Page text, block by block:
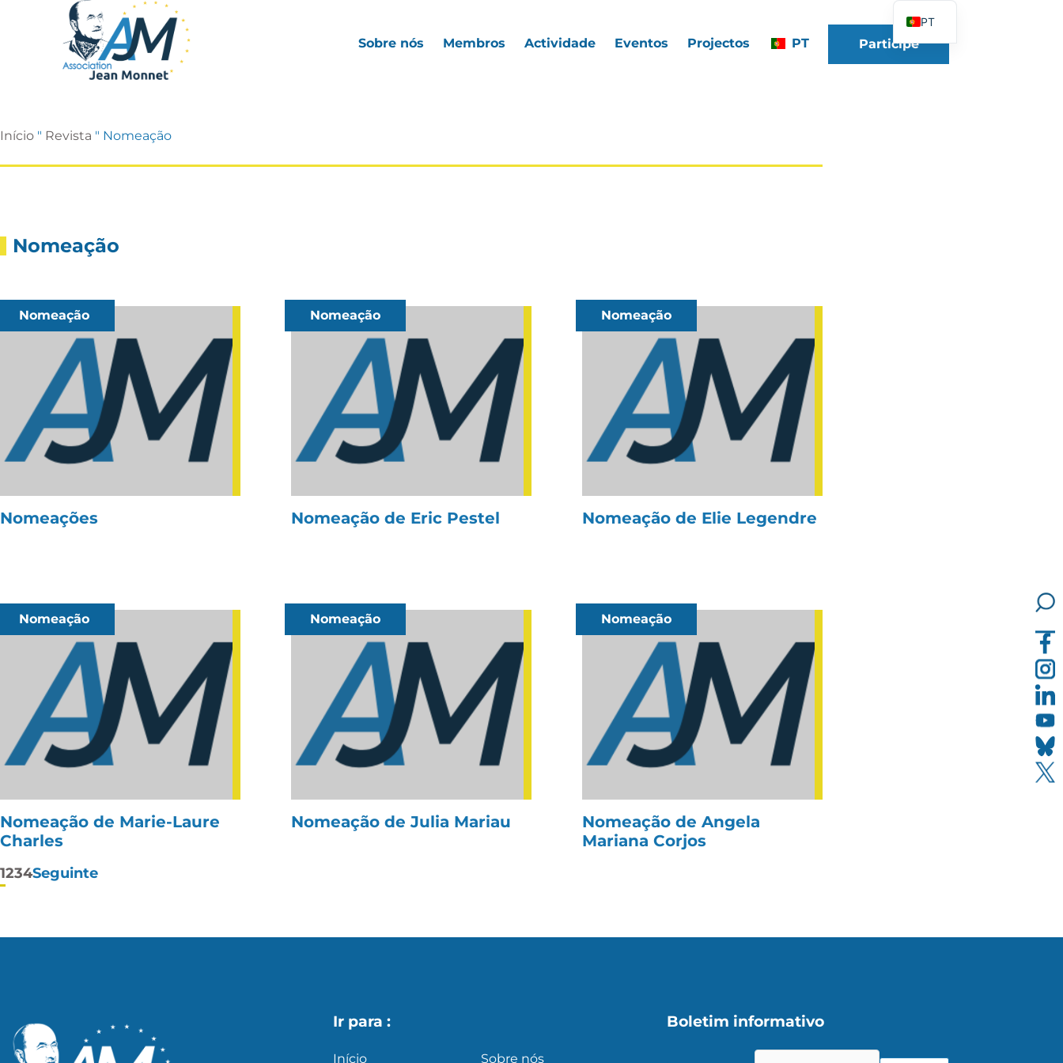
Sobre nós Membros Actividade Eventos Projectos PT Participe
Início " Revista " Nomeação
Nomeação
Nomeação
Nomeações
Nomeação
Nomeação de Eric Pestel
Nomeação
Nomeação de Elie Legendre
Nomeação
Nomeação de Marie-Laure
Charles
Nomeação
Nomeação de Julia Mariau
Nomeação
Nomeação de Angela
Mariana Corjos
Paginação
1234Seguinte
Ir para :
Início Sobre nós
Boletim informativo
PT
FR